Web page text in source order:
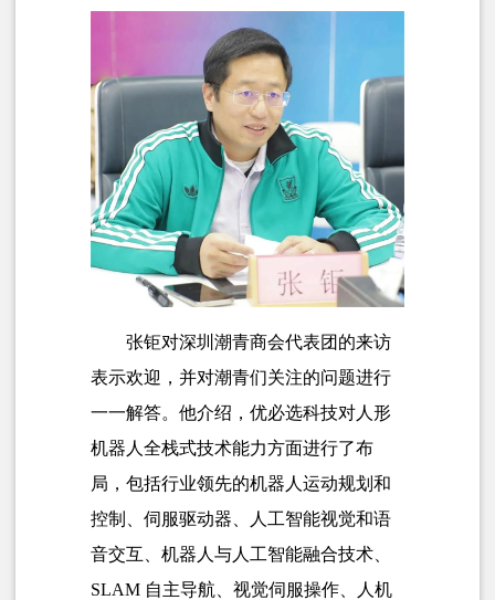
张钜对深圳潮青商会代表团的来访
表示欢迎，并对潮青们关注的问题进行
一一解答。他介绍，优必选科技对人形
机器人全栈式技术能力方面进行了布
局，包括行业领先的机器人运动规划和
控制、伺服驱动器、人工智能视觉和语
音交互、机器人与人工智能融合技术、
SLAM 自主导航、视觉伺服操作、人机